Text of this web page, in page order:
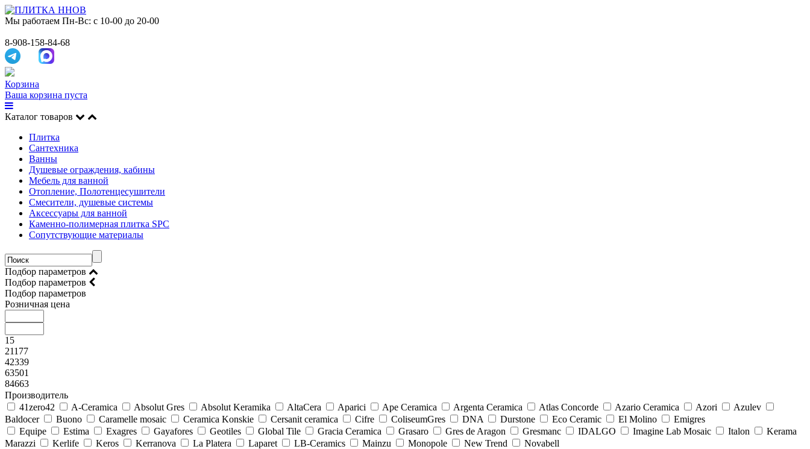
Мы работаем Пн-Вс: с 10-00 до 20-00
8-908-158-84-68
Корзина
Ваша корзина пуста
Каталог товаров
Плитка
Сантехника
Ванны
Душевые ограждения, кабины
Мебель для ванной
Отопление, Полотенцесушители
Смесители, душевые системы
Аксессуары для ванной
Каменно-полимерная плитка SPC
Сопутствующие материалы
Подбор параметров
Подбор параметров
Подбор параметров
Розничная цена
15
21177
42339
63501
84663
Производитель
41zero42
A-Ceramica Absolut Gres Absolut Keramika AltaCera Aparici Ape Ceramica Argenta Ceramica Atlas Concorde Azario Ceramica Azori
Azulev
Baldocer
Buono Caramelle mosaic Ceramica Konskie Cersanit ceramica Cifre ColiseumGres DNA Durstone Eco Ceramic El Molino
Emigres
Equipe
Estima Exagres Gayafores Geotiles Global Tile Gracia Ceramica Grasaro Gres de Aragon Gresmanc IDALGO Imagine Lab Mosaic Italon
Kerama
Marazzi
Kerlife Keros Kerranova La Platera Laparet LB-Ceramics Mainzu Monopole New Trend
Novabell